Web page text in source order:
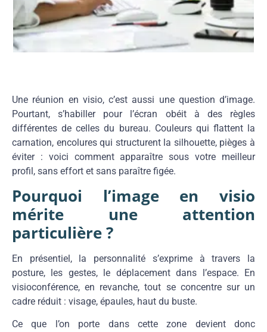
Une réunion en visio, c’est aussi une question d’image.
Pourtant,s’habiller pour l’écran obéit à des règles
différentes de celles du bureau. Couleurs qui flattent la
carnation, encolures qui structurent la silhouette, pièges à
éviter : voici comment apparaître sousvotre meilleur
profil, sans effort et sans paraître figée.
Pourquoi l’image en visio
mérite une attention
particulière ?
En présentiel, la personnalité s’exprime à travers la
posture, les gestes, le déplacement dans l’espace. En
visioconférence, en revanche, tout se concentre sur un
cadre réduit : visage, épaules, haut du buste.
Ce que l’on porte dans cette zone devient donc